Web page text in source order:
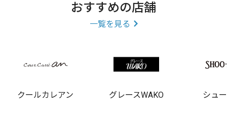
おすすめの店舗
一覧を見る
クールカレアン グレースWAKO シュ